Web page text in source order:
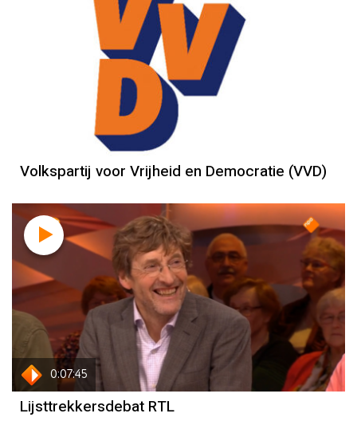
Volkspartij voor Vrijheid en Democratie (VVD)
0:07:45
27 februari
Lijsttrekkersdebat RTL
Lijsttrekkersdebat RTL